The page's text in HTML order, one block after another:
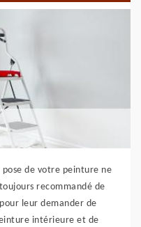
pose de votre peinture ne
recommandé de
leur demander de
intérieure et de